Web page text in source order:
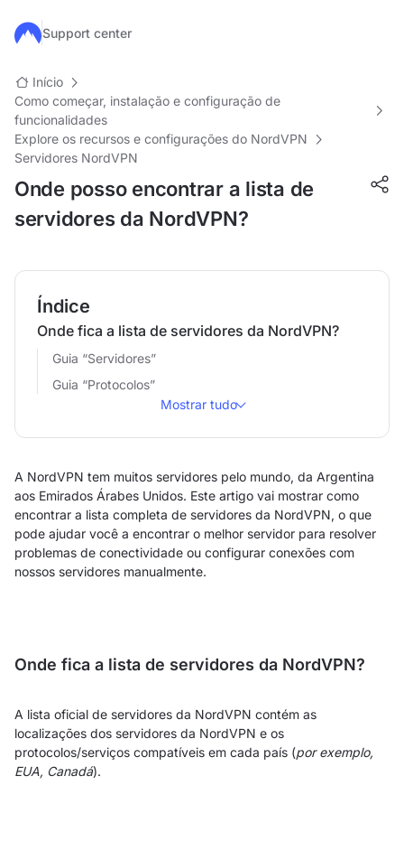
Ir para o conteúdo principal
Support center
Início
Como começar, instalação e configuração de
funcionalidades
Explore os recursos e configurações do NordVPN
Servidores NordVPN
Onde posso encontrar a lista de
servidores da NordVPN?
Índice
Onde fica a lista de servidores da NordVPN?
Guia “Servidores”
Guia “Protocolos”
Mostrar tudo
A NordVPN tem muitos servidores pelo mundo, da Argentina
aos Emirados Árabes Unidos. Este artigo vai mostrar como
encontrar a lista completa de servidores da NordVPN, o que
pode ajudar você a encontrar o melhor servidor para resolver
problemas de conectividade ou configurar conexões com
nossos servidores manualmente.
Onde fica a lista de servidores da NordVPN?
A lista oficial de servidores da NordVPN contém as
localizações dos servidores da NordVPN e os
protocolos/serviços compatíveis em cada país (por exemplo,
EUA, Canadá).